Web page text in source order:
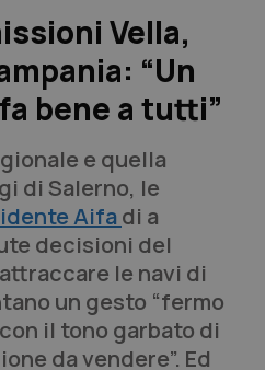
Vella,
“Un
bene a tutti”
e quella
di Salerno, le
Aifadi a
decisioni del
le navi di
un gesto “fermo
il tono garbato di
da vendere”. Ed